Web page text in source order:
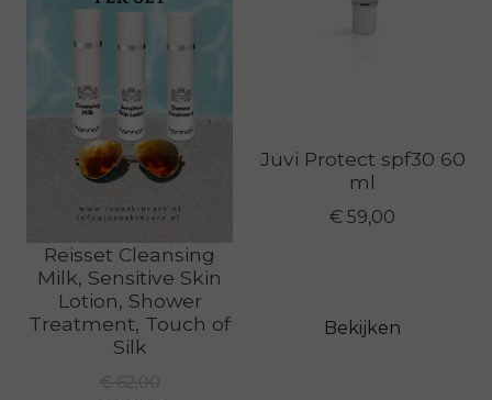
Reisset Cleansing
Milk, Sensitive Skin
Lotion, Shower
Treatment, Touch of
Silk
€ 62,00
Juvi Protect spf30 60
ml
€ 59,00
Bekijken